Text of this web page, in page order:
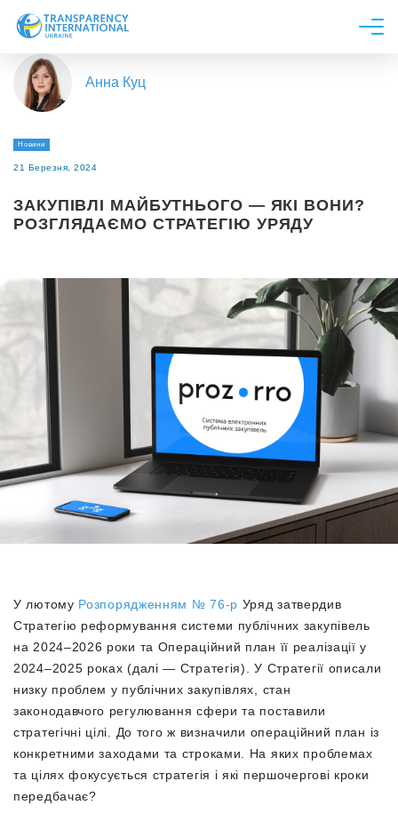
Про нас
Новини
Напрями роботи
Долучитися
Анна Куц
Новини
21 Березня, 2024
ЗАКУПІВЛІ МАЙБУТНЬОГО — ЯКІ ВОНИ?
РОЗГЛЯДАЄМО СТРАТЕГІЮ УРЯДУ
У лютому Розпорядженням № 76-р Уряд затвердив
Стратегію реформування системи публічних закупівель
на 2024–2026 роки та Операційний план її реалізації у
2024–2025 роках (далі — Стратегія). У Стратегії описали
низку проблем у публічних закупівлях, стан
законодавчого регулювання сфери та поставили
стратегічні цілі. До того ж визначили операційний план із
конкретними заходами та строками. На яких проблемах
та цілях фокусується стратегія і які першочергові кроки
передбачає?